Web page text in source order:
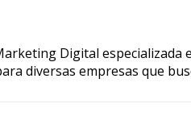
Digital
diversas empresas que